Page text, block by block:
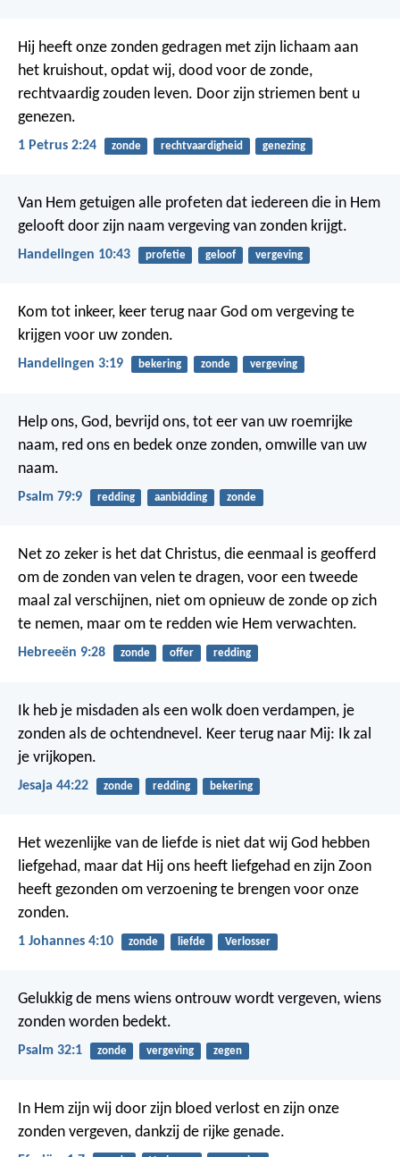
Hij heeft onze zonden gedragen met zijn lichaam aan
het kruishout, opdat wij, dood voor de zonde,
rechtvaardig zouden leven. Door zijn striemen bent u
genezen.
1 Petrus 2:24 zonde rechtvaardigheid genezing
Van Hem getuigen alle profeten dat iedereen die in Hem
gelooft door zijn naam vergeving van zonden krijgt.
Handelingen 10:43 profetie geloof vergeving
Kom tot inkeer, keer terug naar God om vergeving te
krijgen voor uw zonden.
Handelingen 3:19 bekering zonde vergeving
Help ons, God, bevrijd ons, tot eer van uw roemrijke
naam, red ons en bedek onze zonden, omwille van uw
naam.
Psalm 79:9 redding aanbidding zonde
Net zo zeker is het dat Christus, die eenmaal is geofferd
om de zonden van velen te dragen, voor een tweede
maal zal verschijnen, niet om opnieuw de zonde op zich
te nemen, maar om te redden wie Hem verwachten.
Hebreeën 9:28 zonde offer redding
Ik heb je misdaden als een wolk doen verdampen, je
zonden als de ochtendnevel. Keer terug naar Mij: Ik zal
je vrijkopen.
Jesaja 44:22 zonde redding bekering
Het wezenlijke van de liefde is niet dat wij God hebben
liefgehad, maar dat Hij ons heeft liefgehad en zijn Zoon
heeft gezonden om verzoening te brengen voor onze
zonden.
1 Johannes 4:10 zonde liefde Verlosser
Gelukkig de mens wiens ontrouw wordt vergeven, wiens
zonden worden bedekt.
Psalm 32:1 zonde vergeving zegen
In Hem zijn wij door zijn bloed verlost en zijn onze
zonden vergeven, dankzij de rijke genade.